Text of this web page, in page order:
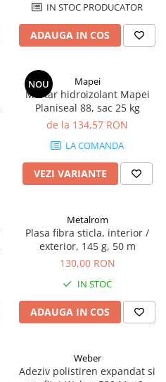
IN STOC PRODUCATOR
ADAUGA IN COS
NOU Mapei
Mortar hidroizolant Mapei
Planiseal 88, sac 25 kg
de la 134,57 RON
LA COMANDA
VEZI VARIANTE
Metalrom
Plasa fibra sticla, interior /
exterior, 145 g, 50 m
130,00 RON
IN STOC
ADAUGA IN COS
Weber
Adeziv polistiren expandat si